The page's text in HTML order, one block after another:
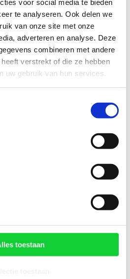
voor social media te bieden
te analyseren. Ook delen we
van onze site met onze
adverteren en analyse. Deze
combineren met andere
verstrekt of die ze hebben
uw gebruik van hun services.
toestaan
aan